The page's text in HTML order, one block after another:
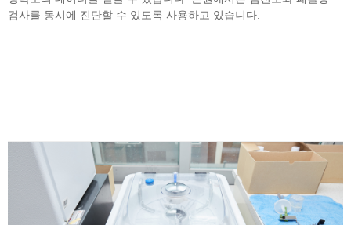
검사를 동시에 진단할 수 있도록 사용하고 있습니다.